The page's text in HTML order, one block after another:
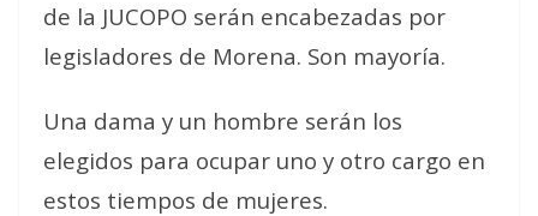
de la JUCOPO serán encabezadas por
legisladores de Morena. Son mayoría.
Una dama y un hombre serán los
elegidos para ocupar uno y otro cargo en
estos tiempos de mujeres.